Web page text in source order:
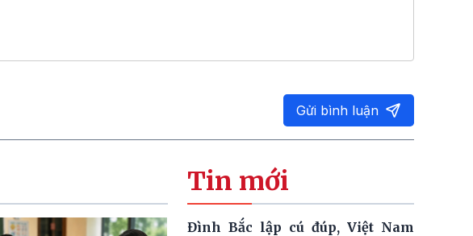
Gửi bình luận
Tin mới
Đình Bắc lập cú đúp, Việt Nam